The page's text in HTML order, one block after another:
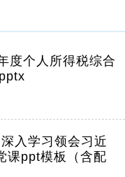
度个人所得税综合
入学习领会习近
课ppt模板（含配